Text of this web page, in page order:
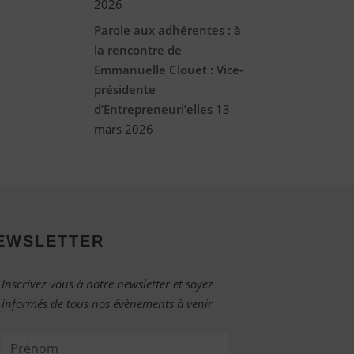
2026
Parole aux adhérentes : à
la rencontre de
Emmanuelle Clouet : Vice-
présidente
d’Entrepreneuri’elles 13
mars 2026
Inscrivez vous à notre newsletter et soyez
informés de tous nos évènements à venir